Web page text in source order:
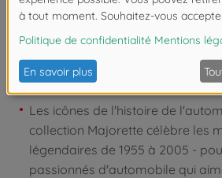
Détails
Les icônes de l'histoire de
collection Majorette célèbre les
légendaires de 1955 à 2005 -
passionnés d'automobile qui